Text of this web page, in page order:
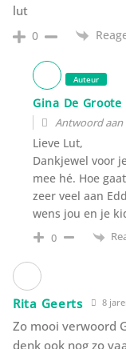
lut
0
Auteur
Gina De Groote
Antwoord aan
Lieve Lut,
Dankjewel voor
mee hé. Hoe
zeer veel aan
wens jou en je
0
Rita Geerts 8
Zo mooi verwoord
denk ook nog zo